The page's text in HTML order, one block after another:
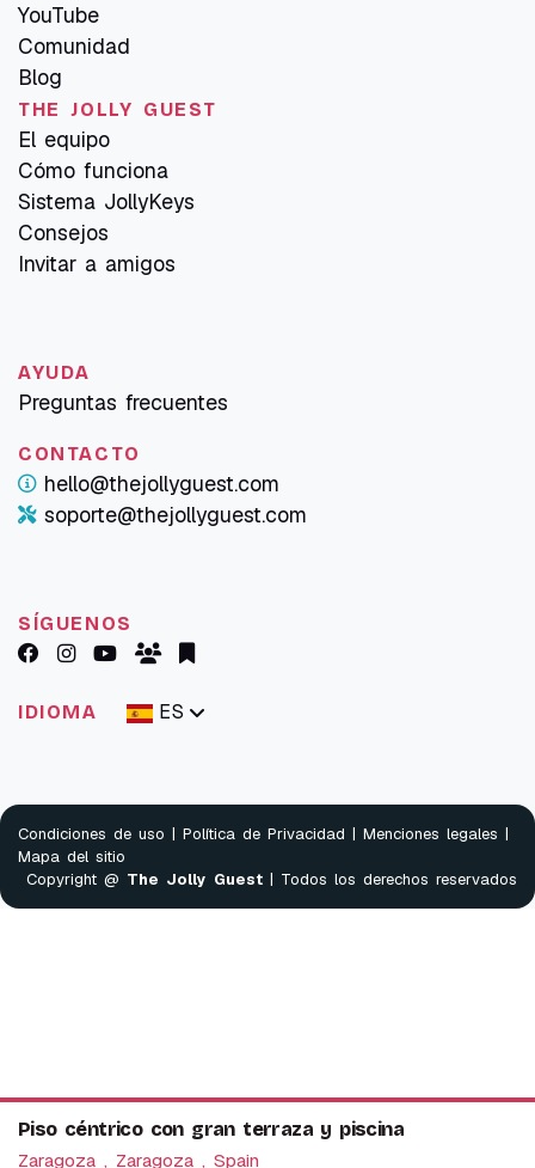
Piso céntrico con gran terraza y piscina
Zaragoza , Zaragoza , Spain
YouTube
Comunidad
Blog
THE JOLLY GUEST
El equipo
Cómo funciona
Sistema JollyKeys
Consejos
Invitar a amigos
AYUDA
Preguntas frecuentes
CONTACTO
hello@thejollyguest.com
soporte@thejollyguest.com
SÍGUENOS
IDIOMA ES
Condiciones de uso | Política de Privacidad | Menciones legales |
Mapa del sitio
Copyright @ The Jolly Guest | Todos los derechos reservados